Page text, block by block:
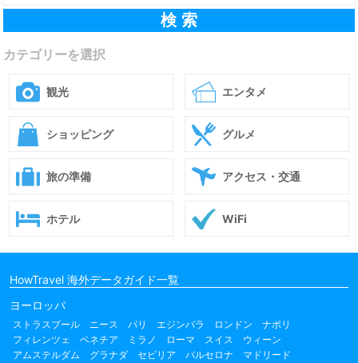
カテゴリーを選択
観光 エンタメ
ショッピング グルメ
旅の準備 アクセス・交通
ホテル WiFi
HowTravel 海外データガイド一覧
ヨーロッパ
ストラスブール ニース パリ エジンバラ ロンドン
ナポリ
フィレンツェ
ベネチア ミラノ ローマ スイス
ウィーン
アムステルダム
グラナダ セビリア バルセロナ
マドリード